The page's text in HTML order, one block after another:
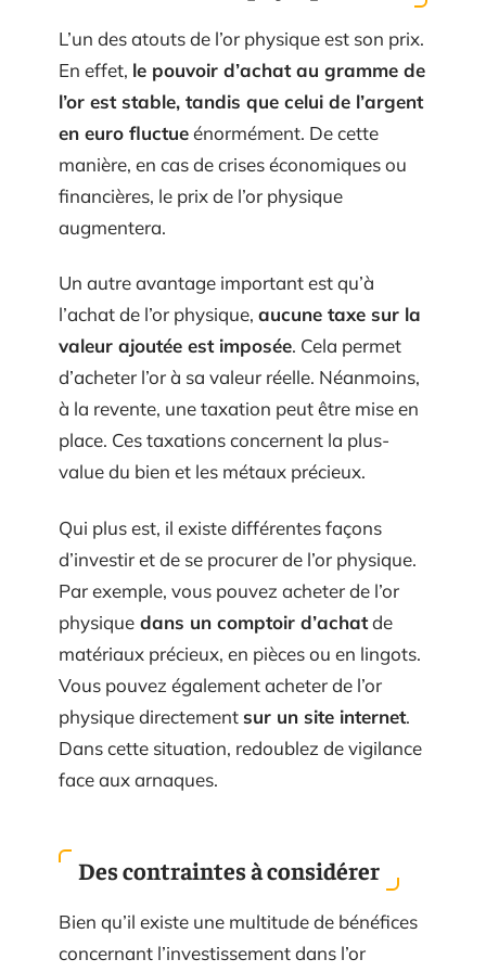
L’un des atouts de l’or physique est son prix.
En effet, le pouvoir d’achat au gramme de
l’or est stable, tandis que celui de l’argent
en euro fluctueénormément. De cette
manière, en cas de crises économiques ou
financières, le prix de l’or physique
augmentera.
Un autre avantage important est qu’à
l’achat de l’or physique, aucune taxe sur la
valeur ajoutée est imposée. Cela permet
d’acheter l’or à sa valeur réelle. Néanmoins,
à la revente, une taxation peut être mise en
place. Ces taxations concernent la plus-
value du bien et les métaux précieux.
Qui plus est, il existe différentes façons
d’investir et de se procurer de l’or physique.
Par exemple, vous pouvez acheter de l’or
physique dans un comptoir d’achatde
matériaux précieux, en pièces ou en lingots.
Vous pouvez également acheter de l’or
physique directementsur un site internet.
Dans cette situation, redoublez de vigilance
face aux arnaques.
Des contraintes à considérer
Bien qu’il existe une multitude de bénéfices
concernant l’investissement dans l’or